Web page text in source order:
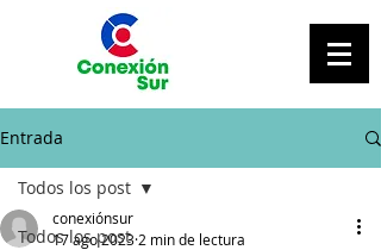
Entrada
Todos los post
Todos los post
conexiónsur
17 ago 2023 2 min de lectura